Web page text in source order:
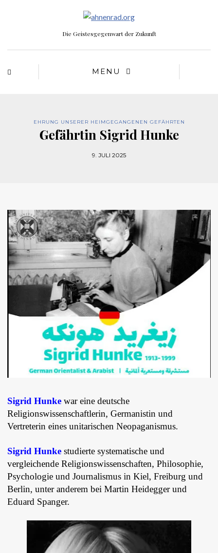
Die Geistesgegenwart der Zukunft
MENU
EHRUNG UNSERER HEIMGEGANGENEN GEFÄHRTEN
Gefährtin Sigrid Hunke
9. JULI 2025
Sigrid Hunke war eine deutsche
Religionswissenschaftlerin, Germanistin und
Vertreterin eines unitarischen Neopaganismus.
Sigrid Hunke studierte systematische und
vergleichende Religionswissenschaften, Philosophie,
Psychologie und Journalismus in Kiel, Freiburg und
Berlin, unter anderem bei Martin Heidegger und
Eduard Spanger.